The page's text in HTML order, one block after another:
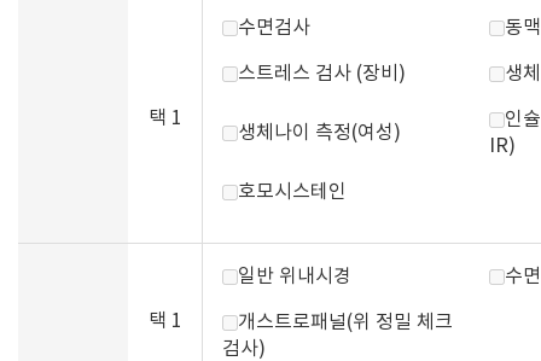
택 1
수면검사 동
스트레스 검사 (장비) 생
생체나이 측정(여성)
인
IR)
호모시스테인
택 1
일반 위내시경 수
개스트로패널(위 정밀 체크
검사)